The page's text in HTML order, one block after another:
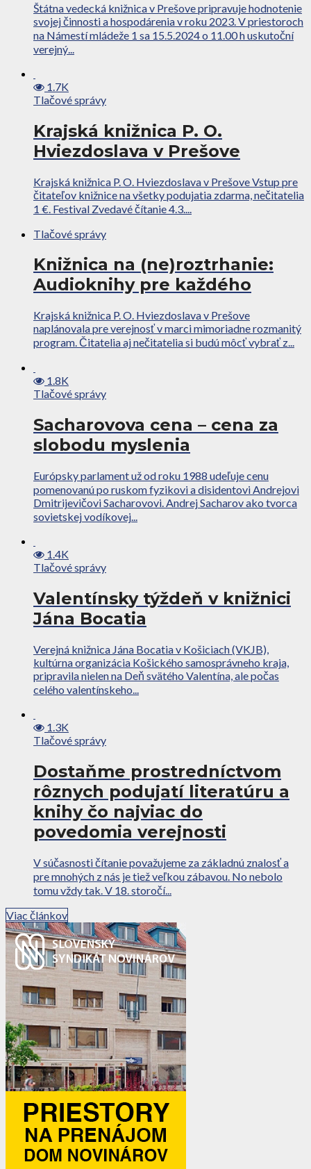
Štátna vedecká knižnica v Prešove pripravuje hodnotenie
svojej činnosti a hospodárenia v roku 2023. V priestoroch
na Námestí mládeže 1 sa 15.5.2024 o 11.00 h uskutoční
verejný...
1.7K
Tlačové správy
Krajská knižnica P. O.
Hviezdoslava v Prešove
Krajská knižnica P. O. Hviezdoslava v Prešove Vstup pre
čitateľov knižnice na všetky podujatia zdarma, nečitatelia
1 €. Festival Zvedavé čítanie 4.3....
Tlačové správy
Knižnica na (ne)roztrhanie:
Audioknihy pre každého
Krajská knižnica P. O. Hviezdoslava v Prešove
naplánovala pre verejnosť v marci mimoriadne rozmanitý
program. Čitatelia aj nečitatelia si budú môcť vybrať z...
1.8K
Tlačové správy
Sacharovova cena – cena za
slobodu myslenia
Európsky parlament už od roku 1988 udeľuje cenu
pomenovanú po ruskom fyzikovi a disidentovi Andrejovi
Dmitrijevičovi Sacharovovi. Andrej Sacharov ako tvorca
sovietskej vodíkovej...
1.4K
Tlačové správy
Valentínsky týždeň v knižnici
Jána Bocatia
Verejná knižnica Jána Bocatia v Košiciach (VKJB),
kultúrna organizácia Košického samosprávneho kraja,
pripravila nielen na Deň svätého Valentína, ale počas
celého valentínskeho...
1.3K
Tlačové správy
Dostaňme prostredníctvom
rôznych podujatí literatúru a
knihy čo najviac do
povedomia verejnosti
V súčasnosti čítanie považujeme za základnú znalosť a
pre mnohých z nás je tiež veľkou zábavou. No nebolo
tomu vždy tak. V 18. storočí...
Viac článkov